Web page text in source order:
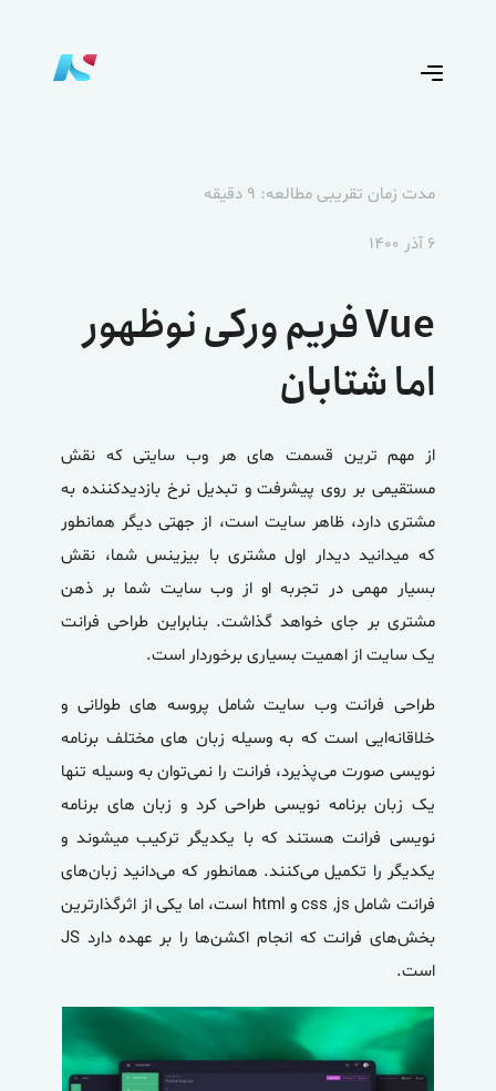
مدت زمان تقریبی مطالعه: ۹ دقیقه
۶ آذر ۱۴۰۰
Vue فریم ورکی نوظهور
اما شتابان
از مهم ترین قسمت های هر وب سایتی که نقش
مستقیمی بر روی پیشرفت و تبدیل نرخ بازدیدکننده به
مشتری دارد، ظاهر سایت است، از جهتی دیگر همانطور
که میدانید دیدار اول مشتری با بیزینس شما، نقش
بسیار مهمی در تجربه او از وب سایت شما بر ذهن
مشتری بر جای خواهد گذاشت. بنابراین طراحی فرانت
یک سایت از اهمیت بسیاری برخوردار است.
طراحی فرانت وب سایت شامل پروسه های طولانی و
خلاقانه‌ایی است که به وسیله زبان های مختلف برنامه
نویسی صورت می‌پذیرد، فرانت را نمی‌توان به وسیله تنها
یک زبان برنامه نویسی طراحی کرد و زبان های برنامه
نویسی فرانت هستند که با یکدیگر ترکیب میشوند و
یکدیگر را تکمیل می‌کنند. همانطور که می‌دانید زبان‌های
فرانت شامل css ,js و html است، اما یکی از اثرگذارترین
بخش‌‌های فرانت که انجام اکشن­‌ها را بر عهده دارد JS
است.